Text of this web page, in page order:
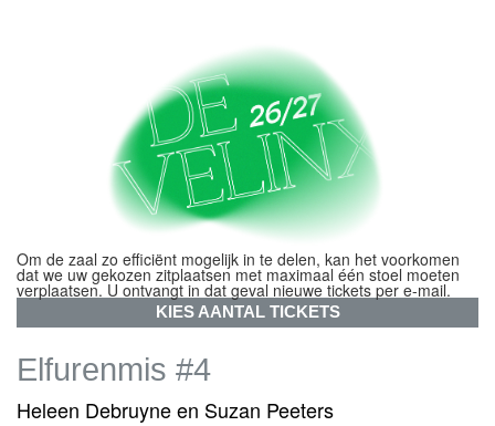
Om de zaal zo efficiënt mogelijk in te delen, kan het voorkomen
dat we uw gekozen zitplaatsen met maximaal één stoel moeten
verplaatsen. U ontvangt in dat geval nieuwe tickets per e-mail.
KIES AANTAL TICKETS
Elfurenmis #4
Heleen Debruyne en Suzan Peeters